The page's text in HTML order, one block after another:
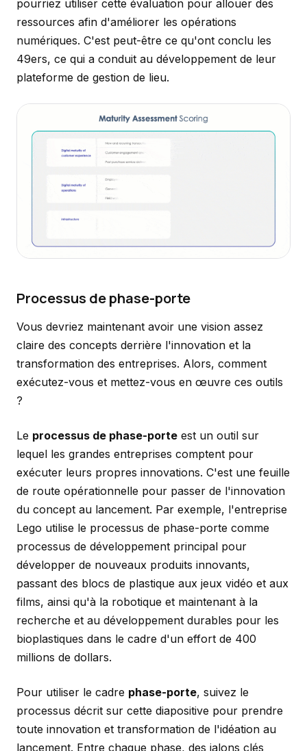
pourriez utiliser cette évaluation pour allouer des
ressources afin d'améliorer les opérations
numériques. C'est peut-être ce qu'ont conclu les
49ers, ce qui a conduit au développement de leur
plateforme de gestion de lieu.
Processus de phase-porte
Vous devriez maintenant avoir une vision assez
claire des concepts derrière l'innovation et la
transformation des entreprises. Alors, comment
exécutez-vous et mettez-vous en œuvre ces outils
?
Le processus de phase-porte est un outil sur
lequel les grandes entreprises comptent pour
exécuter leurs propres innovations. C'est une feuille
de route opérationnelle pour passer de l'innovation
du concept au lancement. Par exemple, l'entreprise
Lego utilise le processus de phase-porte comme
processus de développement principal pour
développer de nouveaux produits innovants,
passant des blocs de plastique aux jeux vidéo et aux
films, ainsi qu'à la robotique et maintenant à la
recherche et au développement durables pour les
bioplastiques dans le cadre d'un effort de 400
millions de dollars.
Pour utiliser le cadre phase-porte, suivez le
processus décrit sur cette diapositive pour prendre
toute innovation et transformation de l'idéation au
lancement. Entre chaque phase, des jalons clés